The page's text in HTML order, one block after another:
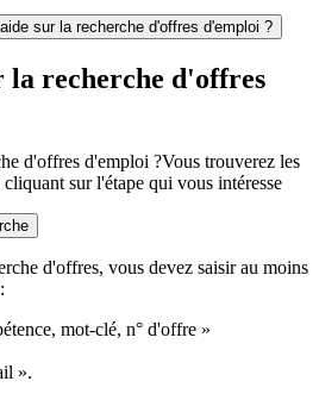
sur la recherche d'offres d'emploi ?
la recherche d'offres
d'offres d'emploi ?Vous trouverez les
sur l'étape qui vous intéresse
d'offres, vous devez saisir au moins
mot-clé, n° d'offre »
».